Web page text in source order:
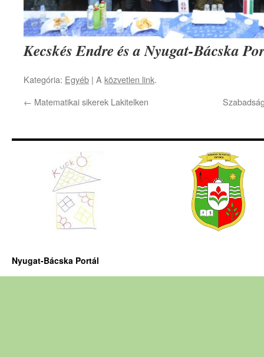
Kecskés Endre és a Nyugat-Bácska
Kategória: Egyéb | A közvetlen link.
← Matematikai sikerek Lakitelken
Nyugat-Bácska Portál